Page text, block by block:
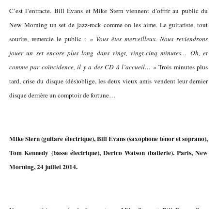
C’est l’entracte. Bill Evans et Mike Stern viennent d’offrir au public du
New Morning un set de jazz-rock comme on les aime. Le guitariste, tout
sourire, remercie le public : « Vous êtes merveilleux. Nous reviendrons
jouer un set encore plus long dans vingt, vingt-cinq minutes… Oh, et
comme par coïncidence, il y a des CD à l’accueil… » Trois minutes plus
tard, crise du disque (dés)oblige, les deux vieux amis vendent leur dernier
disque derrière un comptoir de fortune…
Mike Stern (guitare électrique), Bill Evans (saxophone ténor et soprano),
Tom Kennedy (basse électrique), Derico Watson (batterie). Paris, New
Morning, 24 juillet 2014.